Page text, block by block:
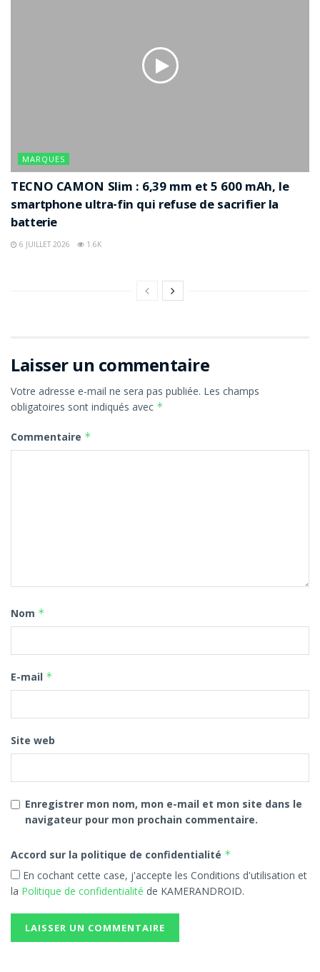
MARQUES
TECNO CAMON Slim : 6,39 mm et 5 600 mAh, le
smartphone ultra-fin qui refuse de sacrifier la
batterie
6 JUILLET 2026 1.6K
Laisser un commentaire
Votre adresse e-mail ne sera pas publiée. Les champs
obligatoires sont indiqués avec *
Commentaire *
Nom *
E-mail *
Site web
Enregistrer mon nom, mon e-mail et mon site dans le
navigateur pour mon prochain commentaire.
Accord sur la politique de confidentialité *
En cochant cette case, j'accepte les Conditions d'utilisation et
la Politique de confidentialité de KAMERANDROID.